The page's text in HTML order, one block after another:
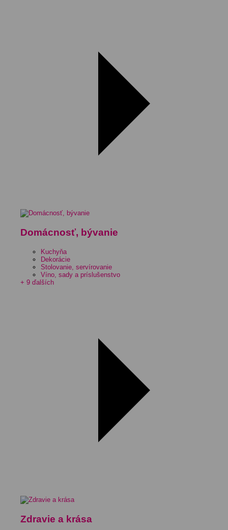
Domácnosť, bývanie
Kuchyňa
Dekorácie
Stolovanie, servírovanie
Víno, sady a príslušenstvo
+ 9 ďalších
Zdravie a krása